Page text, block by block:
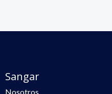
Sangar
Nosotros